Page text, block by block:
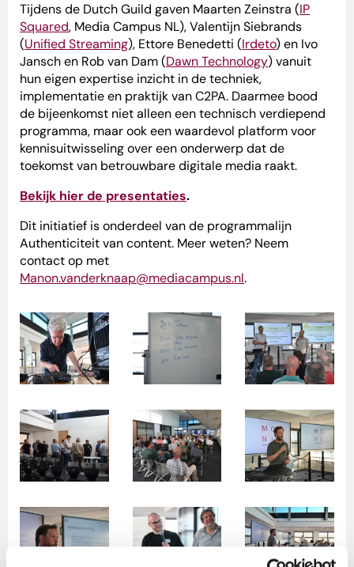
Tijdens de Dutch Guild gaven Maarten Zeinstra (IP
Squared, Media Campus NL), Valentijn Siebrands
(Unified Streaming), Ettore Benedetti (Irdeto) en Ivo
Jansch en Rob van Dam (Dawn Technology) vanuit
hun eigen expertise inzicht in de techniek,
implementatie en praktijk van C2PA. Daarmee bood
de bijeenkomst niet alleen een technisch verdiepend
programma, maar ook een waardevol platform voor
kennisuitwisseling over een onderwerp dat de
toekomst van betrouwbare digitale media raakt.
Bekijk hier de presentaties.
Dit initiatief is onderdeel van de programmalijn
Authenticiteit van content. Meer weten? Neem
contact op met
Manon.vanderknaap@mediacampus.nl.